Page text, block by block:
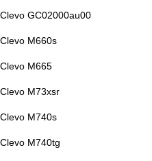
Clevo GC02000au00
Clevo M660s
Clevo M665
Clevo M73xsr
Clevo M740s
Clevo M740tg